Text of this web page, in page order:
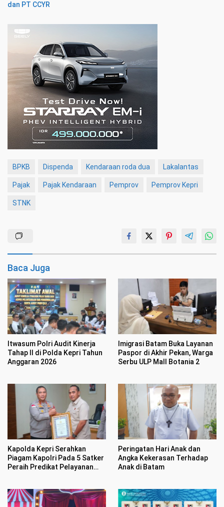
dan PT CCYR
BPKB Dispenda Kendaraan roda dua Lakalantas
Pajak Pajak Kendaraan Pemprov Pemprov Kepri
STNK
Baca Juga
Itwasum Polri Audit Kinerja
Tahap II di Polda Kepri Tahun
Anggaran 2026
Imigrasi Batam Buka Layanan
Paspor di Akhir Pekan, Warga
Serbu ULP Mall Botania 2
Kapolda Kepri Serahkan
Piagam Kapolri Pada 5 Satker
Peraih Predikat Pelayanan
Peringatan Hari Anak dan
Angka Kekerasan Terhadap
Anak di Batam